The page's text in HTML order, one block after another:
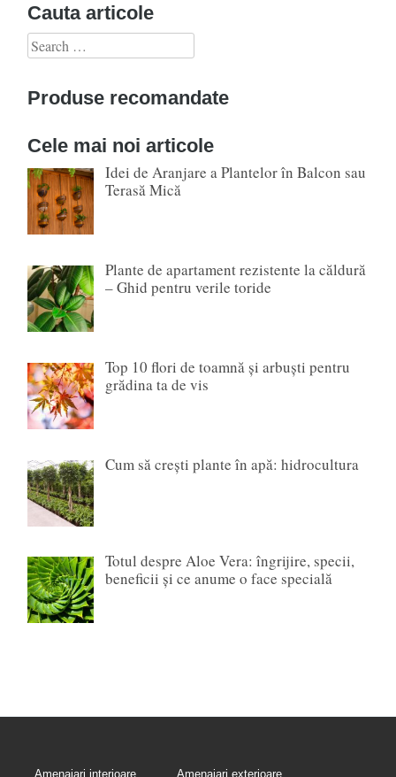
Cauta articole
Search
Produse recomandate
Cele mai noi articole
Idei de Aranjare a Plantelor în Balcon sau
Terasă Mică
Plante de apartament rezistente la căldură
– Ghid pentru verile toride
Top 10 flori de toamnă și arbuști pentru
grădina ta de vis
Cum să crești plante în apă: hidrocultura
Totul despre Aloe Vera: îngrijire, specii,
beneficii și ce anume o face specială
Amenajari interioare Amenajari exterioare